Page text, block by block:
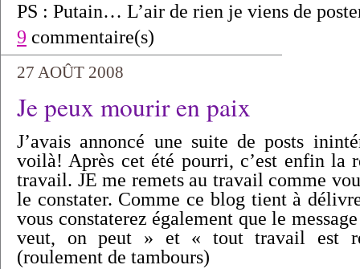
PS : Putain… L’air de rien je viens de
9 commentaire(s)
27 AOÛT 2008
Je peux mourir en paix
J’avais annoncé une suite de posts
voilà! Après cet été pourri, c’est enfin la
travail. JE me remets au travail comme
le constater. Comme ce blog tient à
vous constaterez également que le
veut, on peut » et « tout travail est
(roulement de tambours)